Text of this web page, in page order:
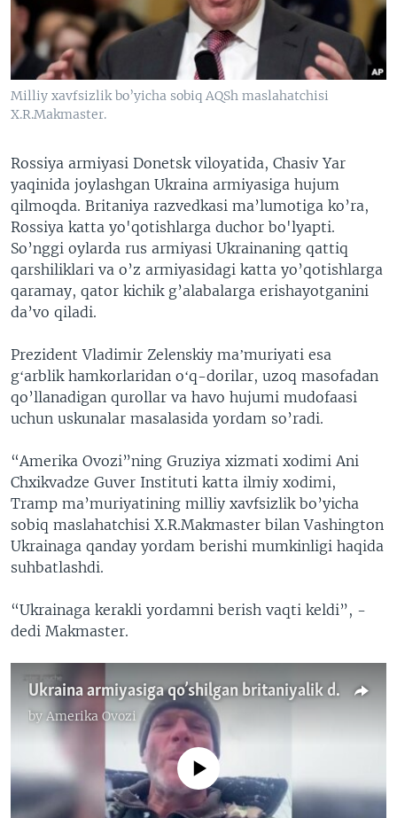
VIDEO
XABARLAR SURATLARDA
ODNOKLASSNIKI
TELEGRAM
TWITTER
SOUNDCLOUD
VOA
Milliy xavfsizlik bo’yicha sobiq AQSh maslahatchisi
X.R.Makmaster.
Rossiya armiyasi Donetsk viloyatida, Chasiv Yar
yaqinida joylashgan Ukraina armiyasiga hujum
qilmoqda. Britaniya razvedkasi ma’lumotiga ko’ra,
Rossiya katta yo'qotishlarga duchor bo'lyapti.
So’nggi oylarda rus armiyasi Ukrainaning qattiq
qarshiliklari va o’z armiyasidagi katta yo’qotishlarga
qaramay, qator kichik g’alabalarga erishayotganini
da’vo qiladi.
Prezident Vladimir Zelenskiy maʼmuriyati esa
gʻarblik hamkorlaridan oʻq-dorilar, uzoq masofadan
qo’llanadigan qurollar va havo hujumi mudofaasi
uchun uskunalar masalasida yordam so’radi.
“Amerika Ovozi”ning Gruziya xizmati xodimi Ani
Chxikvadze Guver Instituti katta ilmiy xodimi,
Tramp ma’muriyatining milliy xavfsizlik bo’yicha
sobiq maslahatchisi X.R.Makmaster bilan Vashington
Ukrainaga qanday yordam berishi mumkinligi haqida
suhbatlashdi.
“Ukrainaga kerakli yordamni berish vaqti keldi”, -
dedi Makmaster.
Ukraina armiyasiga qo’shilgan britaniyalik duradgor
by Amerika Ovozi
No media source currently available